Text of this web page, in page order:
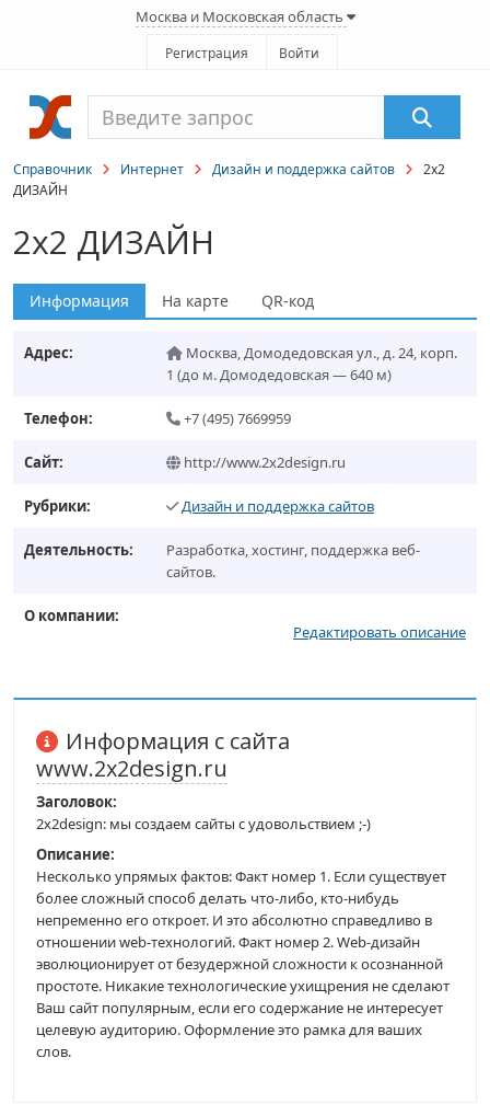
Москва и Московская область
Регистрация Войти
Справочник Интернет Дизайн и поддержка сайтов
2х2
ДИЗАЙН
2х2 ДИЗАЙН
Информация На карте QR-код
Адрес: Москва,Домодедовская ул., д. 24, корп.
1 (до м. Домодедовская — 640 м)
Телефон: +7 (495) 7669959
Сайт: http://www.2x2design.ru
Рубрики: Дизайн и поддержка сайтов
Деятельность:
Разработка, хостинг, поддержка веб-
сайтов.
О компании:
Редактировать описание
Информация с сайта
www.2x2design.ru
Заголовок:
2x2design: мы создаем сайты с удовольствием ;-)
Описание:
Несколько упрямых фактов: Факт номер 1. Если существует
более сложный способ делать что-либо, кто-нибудь
непременно его откроет. И это абсолютно справедливо в
отношении web-технологий. Факт номер 2. Web-дизайн
эволюционирует от безудержной сложности к осознанной
простоте. Никакие технологические ухищрения не сделают
Ваш сайт популярным, если его содержание не интересует
целевую аудиторию. Оформление это рамка для ваших
слов.